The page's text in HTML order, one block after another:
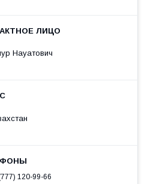
Науатович
120-99-66